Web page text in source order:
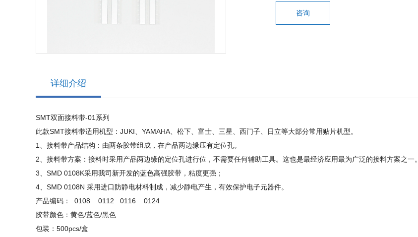
咨询
详细介绍
SMT双面接料带-01系列
此款SMT接料带适用机型：JUKI、YAMAHA、松下、富士、三星、西门子、日立等大部分常用贴片机型。
1、接料带产品结构：由两条胶带组成，在产品两边缘压有定位孔。
2、接料带方案：接料时采用产品两边缘的定位孔进行位，不需要任何辅助工具。这也是最经济应用最为广泛的接料方案之一。
3、SMD 0108K采用我司新开发的蓝色高强胶带，粘度更强；
4、SMD 0108N 采用进口防静电材料制成，减少静电产生，有效保护电子元器件。
产品编码： 0108 0112 0116 0124
胶带颜色：黄色/蓝色/黑色
包装：500pcs/盒